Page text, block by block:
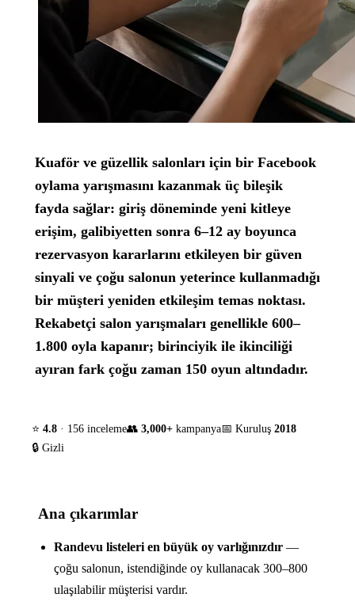
Kuaför ve güzellik salonları için bir Facebook
oylama yarışmasını kazanmak üç bileşik
fayda sağlar: giriş döneminde yeni kitleye
erişim, galibiyetten sonra 6–12 ay boyunca
rezervasyon kararlarını etkileyen bir güven
sinyali ve çoğu salonun yeterince kullanmadığı
bir müşteri yeniden etkileşim temas noktası.
Rekabetçi salon yarışmaları genellikle 600–
1.800 oyla kapanır; birinciyik ile ikinciliği
ayıran fark çoğu zaman 150 oyun altındadır.
⭐ 4.8 · 156 inceleme👥 3,000+ kampanya📅 Kuruluş 2018
🔒 Gizli
Ana çıkarımlar
Randevu listeleri en büyük oy varlığınızdır —
çoğu salonun, istendiğinde oy kullanacak 300–800
ulaşılabilir müşterisi vardır.